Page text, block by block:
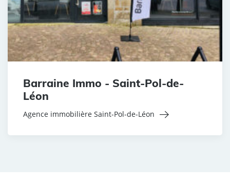
Barraine Immo - Saint-Pol-de-
Léon
Agence immobilière Saint-Pol-de-Léon